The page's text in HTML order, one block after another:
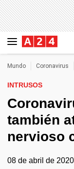
Mundo Coronavirus
INTRUSOS
también
nervioso
08 de abril de